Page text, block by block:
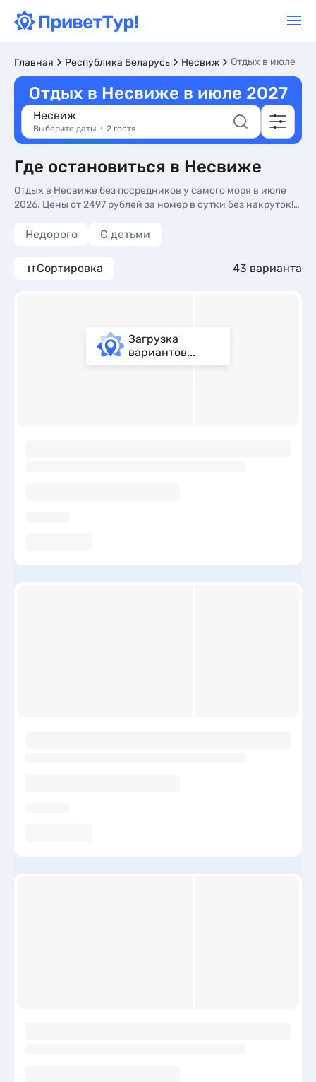
Главная Республика Беларусь Несвиж Отдых в июле
Отдых в Несвиже в июле 2027
Несвиж
Выберите даты 2 гостя
Где остановиться в Несвиже
Отдых в Несвиже без посредников у самого моря в июле
2026. Цены от 2497 рублей за номер в сутки без накруток!
Недорого С детьми
Сортировка 43 варианта
Загрузка
вариантов...